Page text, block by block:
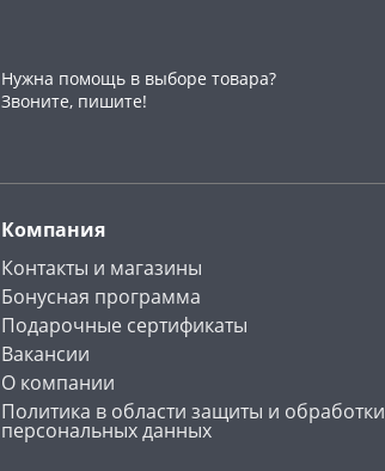
Нужна помощь в выборе товара?
Звоните, пишите!
Компания
Контакты и магазины
Бонусная программа
Подарочные сертификаты
Вакансии
О компании
Политика в области защиты и обработки
персональных данных